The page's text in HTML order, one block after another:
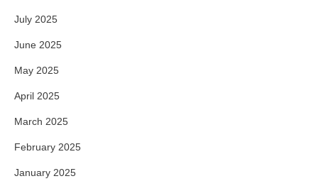
July 2025
June 2025
May 2025
April 2025
March 2025
February 2025
January 2025